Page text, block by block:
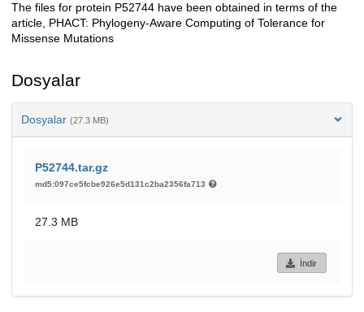
Açıklama
The files for protein P52744 have been obtained in terms of the
article, PHACT: Phylogeny-Aware Computing of Tolerance for
Missense Mutations
Dosyalar
Dosyalar (27.3 MB)
P52744.tar.gz
md5:097ce5fcbe926e5d131c2ba2356fa713
27.3 MB
İndir